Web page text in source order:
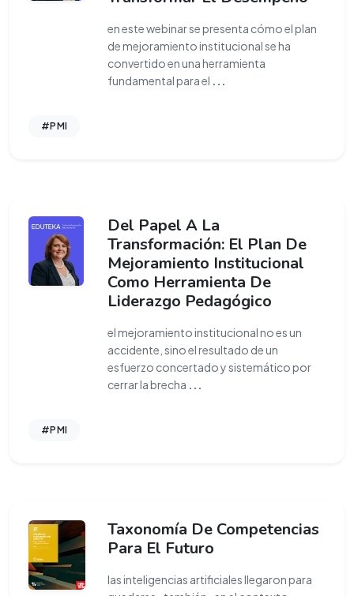
en este webinar se presenta cómo el plan
de mejoramiento institucional se ha
convertido en una herramienta
fundamental para el ...
#PMI
Del Papel A La
Transformación: El Plan De
Mejoramiento Institucional
Como Herramienta De
Liderazgo Pedagógico
el mejoramiento institucional no es un
accidente, sino el resultado de un
esfuerzo concertado y sistemático por
cerrar la brecha ...
#PMI
Taxonomía De Competencias
Para El Futuro
las inteligencias artificiales llegaron para